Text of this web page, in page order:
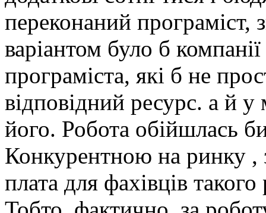
переконаний
варіантом було б
програміста, які б не
відповідний ресурс. а й
його. Робота обійшлась
Конкурентною на ринку ,
плата для фахівців